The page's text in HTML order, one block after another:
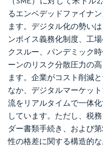
るエンベデッドファイナ
ます。デジタル化の勢い
ンボイス義務化制度、工
クスルー、パンデミック
ーンのリスク分散圧力の
ます。企業がコスト削減
なか、デジタルマーケッ
流をリアルタイムで一体
しています。ただし、税
ダー書類手続き、および
性の格差に関する構造的